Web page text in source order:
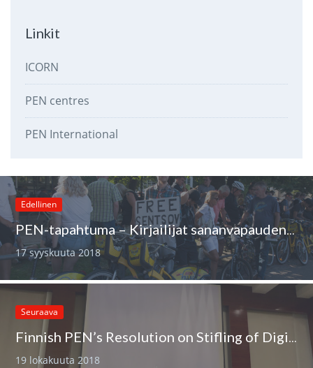
Linkit
ICORN
PEN centres
PEN International
Edellinen
PEN-tapahtuma – Kirjailijat sananvapauden puolesta 16.7.2018
17 syyskuuta 2018
Seuraava
Finnish PEN’s Resolution on Stifling of Digital Freedom passed in Pune
19 lokakuuta 2018